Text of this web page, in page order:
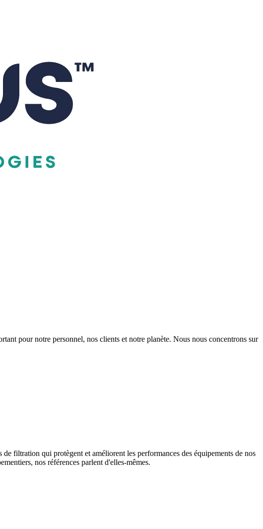
pour notre personnel, nos clients et notre planète. Nous nous concentrons sur
filtration qui protègent et améliorent les performances des équipements de nos
nos références parlent d'elles-mêmes.